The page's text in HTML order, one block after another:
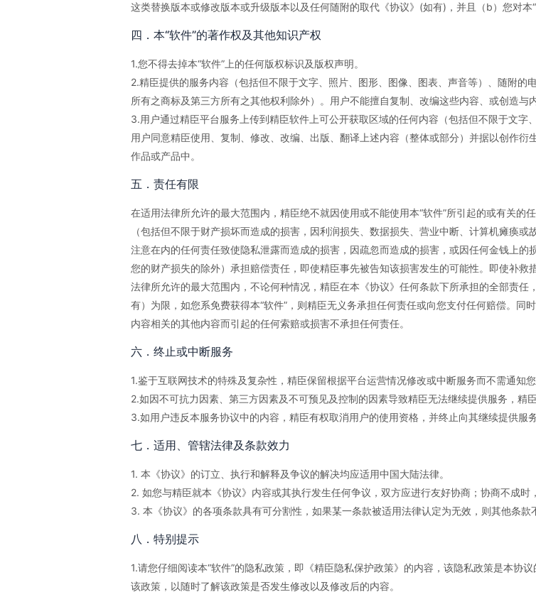
这类替换版本或修改版本或升级版本以及任何随附的取代《协议》(如有)，并且（b）您对本
四．本“软件”的著作权及其他知识产权
1.您不得去掉本“软件”上的任何版权标识及版权声明。
2.精臣提供的服务内容（包括但不限于文字、照片、图形、图像、图表、声音等）、随附
所有之商标及第三方所有之其他权利除外）。用户不能擅自复制、改编这些内容、或创造与
3.用户通过精臣平台服务上传到精臣软件上可公开获取区域的任何内容（包括但不限于文字
用户同意精臣使用、复制、修改、改编、出版、翻译上述内容（整体或部分）并据以创作
作品或产品中。
五．责任有限
在适用法律所允许的最大范围内，精臣绝不就因使用或不能使用本“软件”所引起的或有关
（包括但不限于财产损坏而造成的损害，因利润损失、数据损失、营业中断、计算机瘫痪
注意在内的任何责任致使隐私泄露而造成的损害，因疏忽而造成的损害，或因任何金钱上
您的财产损失的除外）承担赔偿责任，即使精臣事先被告知该损害发生的可能性。即使补
法律所允许的最大范围内，不论何种情况，精臣在本《协议》任何条款下所承担的全部责任
有）为限，如您系免费获得本“软件”，则精臣无义务承担任何责任或向您支付任何赔偿。同
内容相关的其他内容而引起的任何索赔或损害不承担任何责任。
六．终止或中断服务
1.鉴于互联网技术的特殊及复杂性，精臣保留根据平台运营情况修改或中断服务而不需通知
2.如因不可抗力因素、第三方因素及不可预见及控制的因素导致精臣无法继续提供服务，精臣
3.如用户违反本服务协议中的内容，精臣有权取消用户的使用资格，并终止向其继续提供服务
七．适用、管辖法律及条款效力
1. 本《协议》的订立、执行和解释及争议的解决均应适用中国大陆法律。
2. 如您与精臣就本《协议》内容或其执行发生任何争议，双方应进行友好协商；协商不成时
3. 本《协议》的各项条款具有可分割性，如果某一条款被适用法律认定为无效，则其他条款
八．特别提示
1.请您仔细阅读本“软件”的隐私政策，即《精臣隐私保护政策》的内容，该隐私政策是本协
该政策，以随时了解该政策是否发生修改以及修改后的内容。